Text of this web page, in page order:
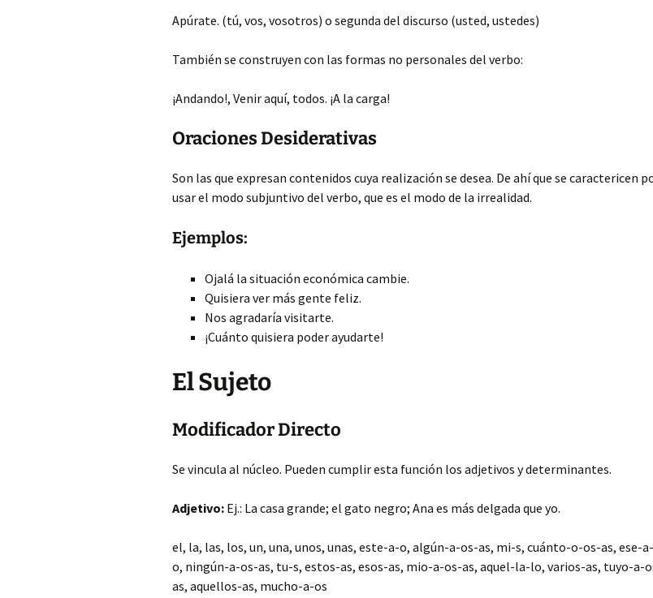
Apúrate. (tú, vos, vosotros) o segunda del discurso (usted, ustedes)
También se construyen con las formas no personales del verbo:
¡Andando!, Venir aquí, todos. ¡A la carga!
Oraciones Desiderativas
Son las que expresan contenidos cuya realización se desea. De ahí que se caractericen
usar el modo subjuntivo del verbo, que es el modo de la irrealidad.
Ejemplos:
Ojalá la situación económica cambie.
Quisiera ver más gente feliz.
Nos agradaría visitarte.
¡Cuánto quisiera poder ayudarte!
El Sujeto
Modificador Directo
Se vincula al núcleo. Pueden cumplir esta función los adjetivos y determinantes.
Adjetivo: Ej.: La casa grande; el gato negro; Ana es más delgada que yo.
el, la, las, los, un, una, unos, unas, este-a-o, algún-a-os-as, mi-s, cuánto-o-os-as, ese-a-
o, ningún-a-os-as, tu-s, estos-as, esos-as, mio-a-os-as, aquel-la-lo, varios-as, tuyo-a-
as, aquellos-as, mucho-a-os